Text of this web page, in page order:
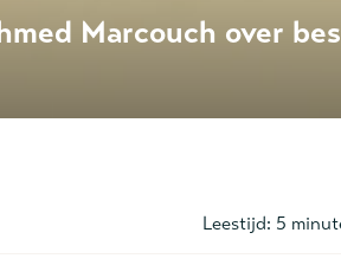
Marcouch over
Leestijd: 5